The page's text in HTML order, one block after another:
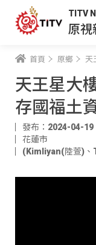
TITV
原視
首頁 原鄉 天
天王星大
存國福土
發布：2024-04-19
花蓮市
(Kimliyan(陸萱) 、